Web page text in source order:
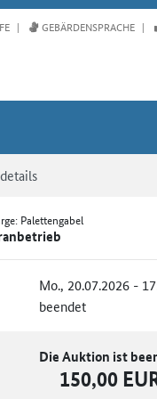
GEBÄRDENSPRACHE
Palettengabel
Mo., 20.07.2026 -
beendet
Die Auktion ist
150,00